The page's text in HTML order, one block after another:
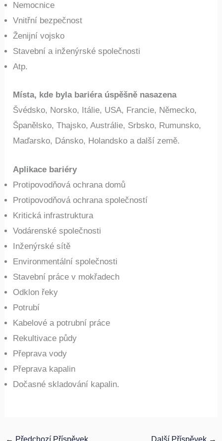
Nemocnice
Vnitřní bezpečnost
Ženijní vojsko
Stavební a inženýrské společnosti
Atp.
Místa, kde byla bariéra úspěšně nasazena
Švédsko, Norsko, Itálie, USA, Francie, Německo,
Španělsko, Thajsko, Austrálie, Srbsko, Rumunsko,
Maďarsko, Dánsko, Holandsko a další země.
Aplikace bariéry
Protipovodňová ochrana domů
Protipovodňová ochrana společností
Kritická infrastruktura
Vodárenské společnosti
Inženýrské sítě
Environmentální společnosti
Stavební práce v mokřadech
Odklon řeky
Potrubí
Kabelové a potrubní práce
Rekultivace půdy
Přeprava vody
Přeprava kapalin
Dočasné skladování kapalin.
← Předchozí Příspěvek Další Příspěvek →